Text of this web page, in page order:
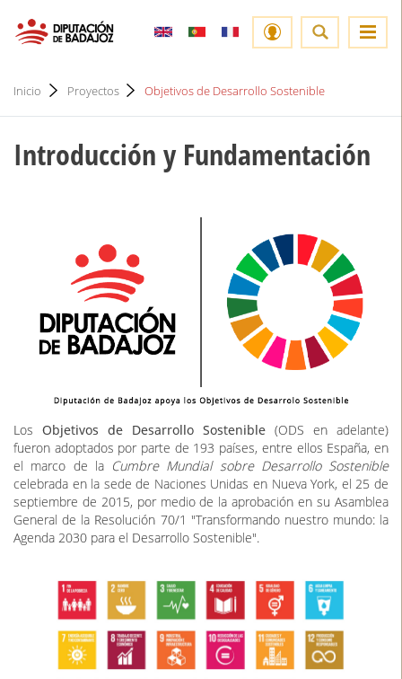
Inicio Proyectos Objetivos de Desarrollo Sostenible
Introducción y Fundamentación
Los Objetivos de Desarrollo Sostenible (ODS en adelante)
fueron adoptados por parte de 193 países, entre ellos España, en
el marco de la Cumbre Mundial sobre Desarrollo Sostenible
celebrada en la sede de Naciones Unidas en Nueva York, el 25 de
septiembre de 2015, por medio de la aprobación en su Asamblea
General de la Resolución 70/1 "Transformando nuestro mundo: la
Agenda 2030 para el Desarrollo Sostenible".